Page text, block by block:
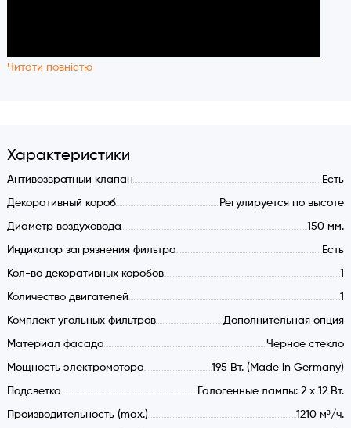
Читати повністю
Характеристики
Антивозвратный клапан Есть
Декоративный короб Регулируется по высоте
Диаметр воздуховода 150 мм.
Индикатор загрязнения фильтра Есть
Кол-во декоративных коробов 1
Количество двигателей 1
Комплект угольных фильтров Дополнительная опция
Материал фасада Черное стекло
Мощность электромотора 195 Вт. (Made in Germany)
Подсветка Галогенные лампы: 2 х 12 Вт.
Производительность (max.) 1210 м³/ч.